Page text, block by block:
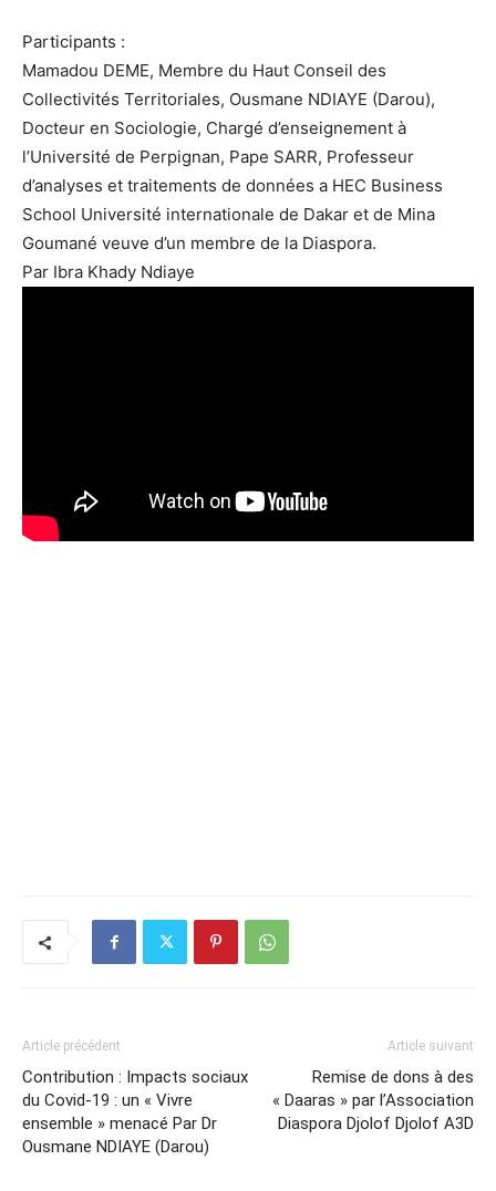
Participants :
Mamadou DEME, Membre du Haut Conseil des
Collectivités Territoriales, Ousmane NDIAYE (Darou),
Docteur en Sociologie, Chargé d’enseignement à
l’Université de Perpignan, Pape SARR, Professeur
d’analyses et traitements de données a HEC Business
School Université internationale de Dakar et de Mina
Goumané veuve d’un membre de la Diaspora.
Par Ibra Khady Ndiaye
Article précédent
Contribution : Impacts sociaux
du Covid-19 : un « Vivre
ensemble » menacé Par Dr
Ousmane NDIAYE (Darou)
Article suivant
Remise de dons à des
« Daaras » par l’Association
Diaspora Djolof Djolof A3D